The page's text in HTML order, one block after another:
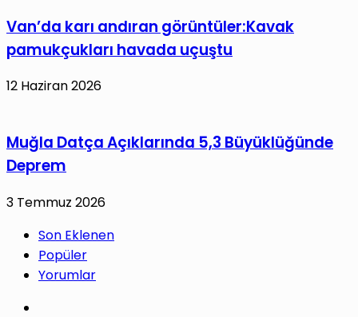
Van’da karı andıran görüntüler:Kavak
pamukçukları havada uçuştu
12 Haziran 2026
Muğla Datça Açıklarında 5,3 Büyüklüğünde
Deprem
3 Temmuz 2026
Son Eklenen
Popüler
Yorumlar